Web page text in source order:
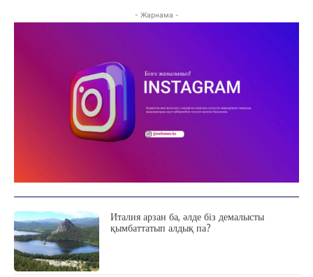
- Жарнама -
Италия арзан ба, әлде біз демалысты
қымбаттатып алдық па?